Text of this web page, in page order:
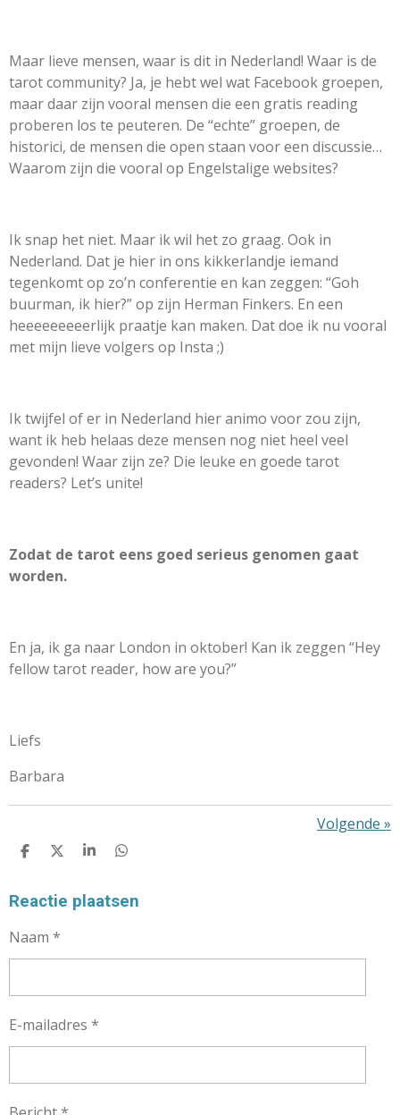
Maar lieve mensen, waar is dit in Nederland! Waar is de
tarot community? Ja, je hebt wel wat Facebook groepen,
maar daar zijn vooral mensen die een gratis reading
proberen los te peuteren. De “echte” groepen, de
historici, de mensen die open staan voor een discussie…
Waarom zijn die vooral op Engelstalige websites?
Ik snap het niet. Maar ik wil het zo graag. Ook in
Nederland. Dat je hier in ons kikkerlandje iemand
tegenkomt op zo’n conferentie en kan zeggen: “Goh
buurman, ik hier?” op zijn Herman Finkers. En een
heeeeeeeeerlijk praatje kan maken. Dat doe ik nu vooral
met mijn lieve volgers op Insta ;)
Ik twijfel of er in Nederland hier animo voor zou zijn,
want ik heb helaas deze mensen nog niet heel veel
gevonden! Waar zijn ze? Die leuke en goede tarot
readers? Let’s unite!
Zodat de tarot eens goed serieus genomen gaat
worden.
En ja, ik ga naar London in oktober! Kan ik zeggen “Hey
fellow tarot reader, how are you?”
Liefs
Barbara
Volgende »
D
E
D
L
S
R
D
E
Reactie plaatsen
Naam *
E-mailadres *